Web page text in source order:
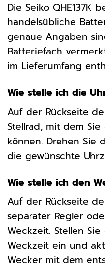
Die Seiko QHE137K
handelsübliche
genaue Angaben
Batteriefach
im Lieferumfang
Wie stelle ich die
Auf der Rückseite
Stellrad, mit dem
können. Drehen Sie
die gewünschte
Wie stelle ich den
Auf der Rückseite
separater Regler
Weckzeit. Stellen
Weckzeit ein und
Wecker mit dem